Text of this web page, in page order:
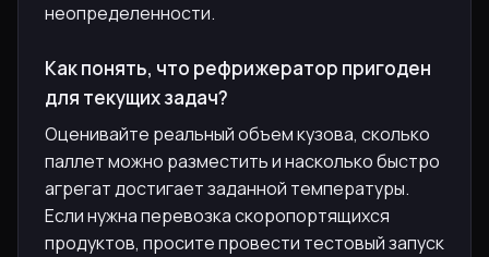
неопределенности.
Как понять, что рефрижератор пригоден
для текущих задач?
Оценивайте реальный объем кузова, сколько
паллет можно разместить и насколько быстро
агрегат достигает заданной температуры.
Если нужна перевозка скоропортящихся
продуктов, просите провести тестовый запуск